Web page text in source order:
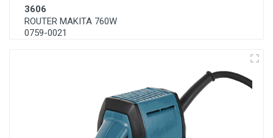
3606
ROUTER MAKITA 760W
0759-0021